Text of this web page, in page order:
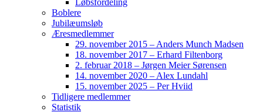
Løbsfordeling
Boblere
Jubilæumsløb
Æresmedlemmer
29. november 2015 – Anders Munch Madsen
18. november 2017 – Erhard Filtenborg
2. februar 2018 – Jørgen Meier Sørensen
14. november 2020 – Alex Lundahl
15. november 2025 – Per Hviid
Tidligere medlemmer
Statistik